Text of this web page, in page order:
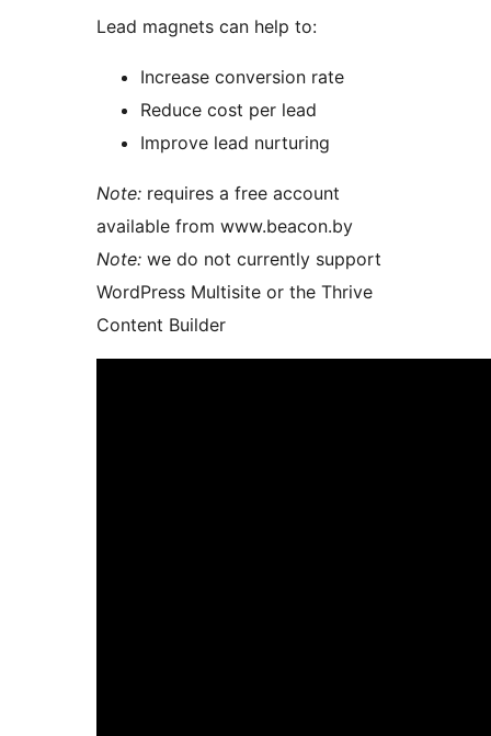
Lead magnets can help to:
Increase conversion rate
Reduce cost per lead
Improve lead nurturing
Note: requires a free account
available from www.beacon.by
Note: we do not currently support
WordPress Multisite or the Thrive
Content Builder